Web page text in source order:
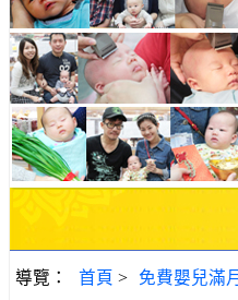
導覽： 首頁 > 免費嬰兒滿